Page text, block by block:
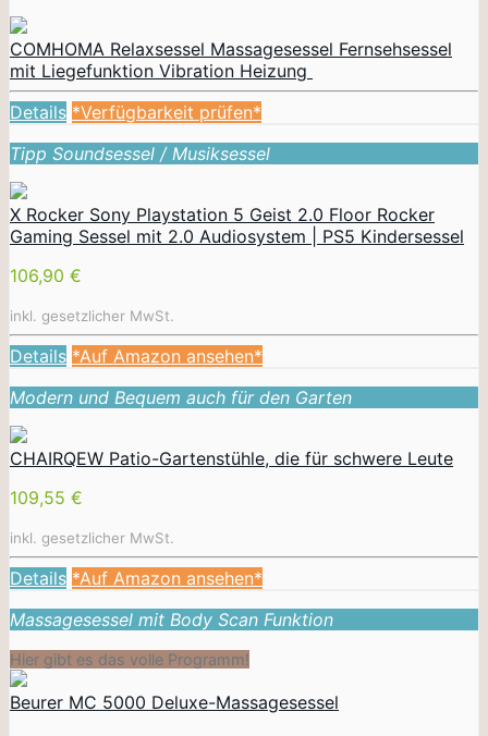
COMHOMA Relaxsessel Massagesessel Fernsehsessel
mit Liegefunktion Vibration Heizung
Details *Verfügbarkeit prüfen*
Tipp Soundsessel / Musiksessel
X Rocker Sony Playstation 5 Geist 2.0 Floor Rocker
Gaming Sessel mit 2.0 Audiosystem | PS5 Kindersessel
106,90 €
inkl. gesetzlicher MwSt.
Details *Auf Amazon ansehen*
Modern und Bequem auch für den Garten
CHAIRQEW Patio-Gartenstühle, die für schwere Leute
109,55 €
inkl. gesetzlicher MwSt.
Details *Auf Amazon ansehen*
Massagesessel mit Body Scan Funktion
Hier gibt es das volle Programm!
Beurer MC 5000 Deluxe-Massagesessel